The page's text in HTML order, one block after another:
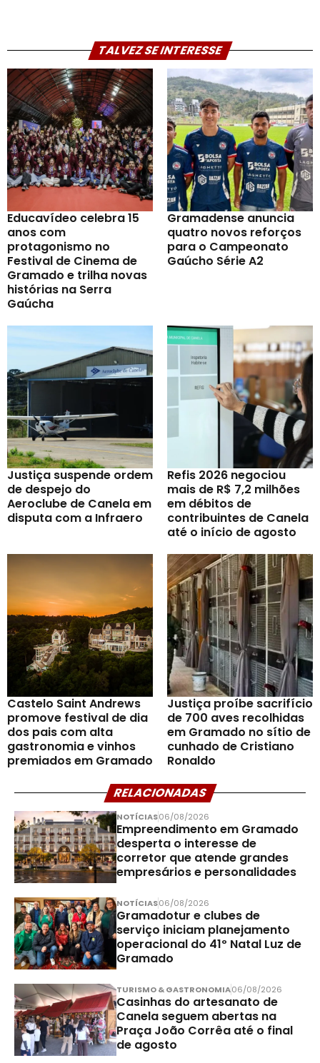
TALVEZ SE INTERESSE
Educavídeo celebra 15
anos com
protagonismo no
Festival de Cinema de
Gramado e trilha novas
histórias na Serra
Gaúcha
Gramadense anuncia
quatro novos reforços
para o Campeonato
Gaúcho Série A2
Justiça suspende ordem
de despejo do
Aeroclube de Canela em
disputa com a Infraero
Refis 2026 negociou
mais de R$ 7,2 milhões
em débitos de
contribuintes de Canela
até o início de agosto
Castelo Saint Andrews
promove festival de dia
dos pais com alta
gastronomia e vinhos
premiados em Gramado
Justiça proíbe sacrifício
de 700 aves recolhidas
em Gramado no sítio de
cunhado de Cristiano
Ronaldo
RELACIONADAS
NOTÍCIAS06/08/2026
Empreendimento em Gramado
desperta o interesse de
corretor que atende grandes
empresários e personalidades
NOTÍCIAS06/08/2026
Gramadotur e clubes de
serviço iniciam planejamento
operacional do 41º Natal Luz de
Gramado
TURISMO & GASTRONOMIA06/08/2026
Casinhas do artesanato de
Canela seguem abertas na
Praça João Corrêa até o final
de agosto